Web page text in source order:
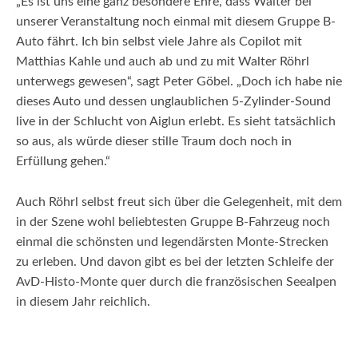
unserer Veranstaltung noch einmal mit diesem Gruppe B-
Auto fährt. Ich bin selbst viele Jahre als Copilot mit
Matthias Kahle und auch ab und zu mit Walter Röhrl
unterwegs gewesen“, sagt Peter Göbel. „Doch ich habe nie
dieses Auto und dessen unglaublichen 5-Zylinder-Sound
live in der Schlucht von Aiglun erlebt. Es sieht tatsächlich
so aus, als würde dieser stille Traum doch noch in
Erfüllung gehen.“
Auch Röhrl selbst freut sich über die Gelegenheit, mit dem
in der Szene wohl beliebtesten Gruppe B-Fahrzeug noch
einmal die schönsten und legendärsten Monte-Strecken
zu erleben. Und davon gibt es bei der letzten Schleife der
AvD-Histo-Monte quer durch die französischen Seealpen
in diesem Jahr reichlich.